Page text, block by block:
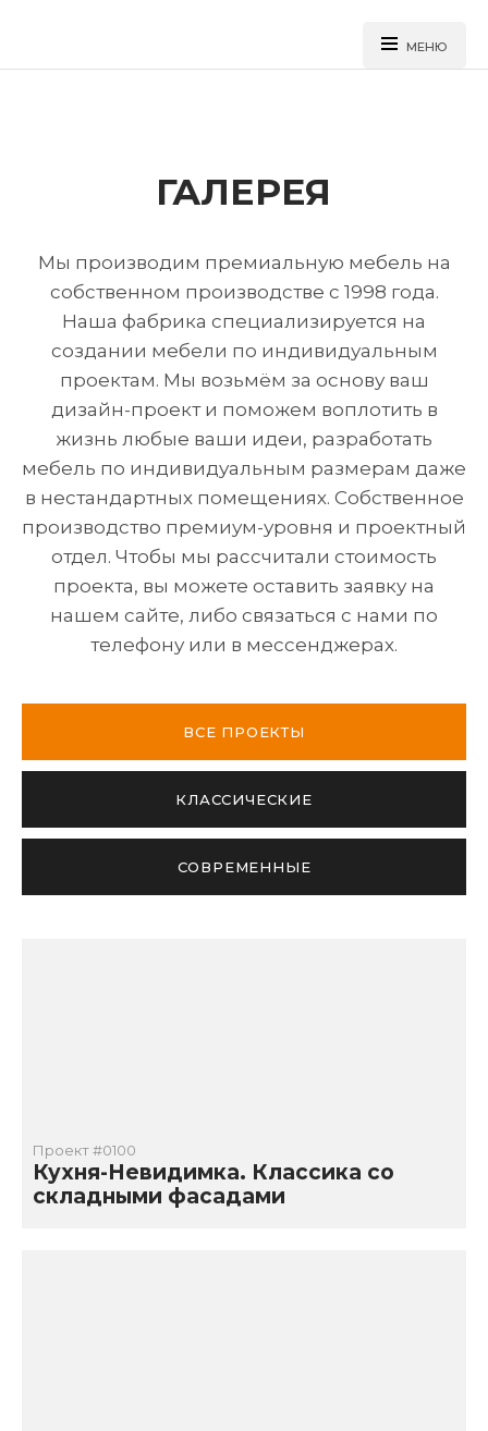
МЕНЮ
ГАЛЕРЕЯ
Мы производим премиальную мебель на
собственном производстве с 1998 года.
Наша фабрика специализируется на
создании мебели по индивидуальным
проектам. Мы возьмём за основу ваш
дизайн-проект и поможем воплотить в
жизнь любые ваши идеи, разработать
мебель по индивидуальным размерам даже
в нестандартных помещениях. Собственное
производство премиум-уровня и проектный
отдел. Чтобы мы рассчитали стоимость
проекта, вы можете оставить заявку на
нашем сайте, либо связаться с нами по
телефону или в мессенджерах.
ВСЕ ПРОЕКТЫ
КЛАССИЧЕСКИЕ
СОВРЕМЕННЫЕ
Проект #0100
Кухня-Невидимка. Классика со
складными фасадами